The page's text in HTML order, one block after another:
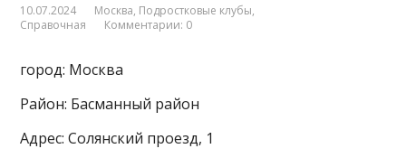
10.07.2024 Москва, Подростковые клубы,
Справочная
Комментарии: 0
город: Москва
Район: Басманный район
Адрес: Солянский проезд, 1